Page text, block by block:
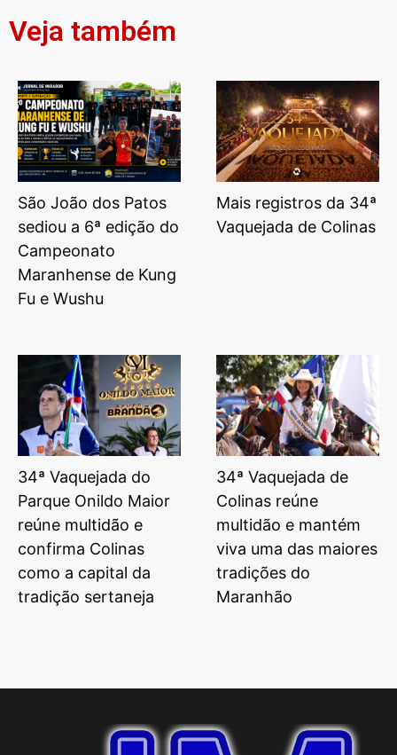
Veja também
São João dos Patos
sediou a 6ª edição do
Campeonato
Maranhense de Kung
Fu e Wushu
Mais registros da 34ª
Vaquejada de Colinas
34ª Vaquejada do
Parque Onildo Maior
reúne multidão e
confirma Colinas
como a capital da
tradição sertaneja
34ª Vaquejada de
Colinas reúne
multidão e mantém
viva uma das maiores
tradições do
Maranhão